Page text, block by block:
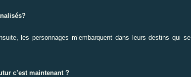
les personnages m’embarquent dans leurs destins qui se
c’est maintenant ?